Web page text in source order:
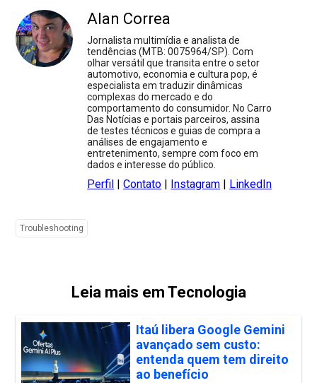
Alan Correa
Jornalista multimídia e analista de
tendências (MTB: 0075964/SP). Com
olhar versátil que transita entre o setor
automotivo, economia e cultura pop, é
especialista em traduzir dinâmicas
complexas do mercado e do
comportamento do consumidor. No Carro
Das Notícias e portais parceiros, assina
de testes técnicos e guias de compra a
análises de engajamento e
entretenimento, sempre com foco em
dados e interesse do público.
Perfil |Contato Instagram LinkedIn
Troubleshooting
Leia mais em Tecnologia
Itaú libera Google Gemini
avançado sem custo:
entenda quem tem direito
ao benefício